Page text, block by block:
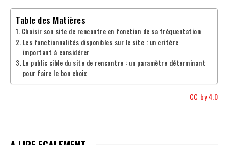
Table des Matières
Choisir son site de rencontre en fonction de sa fréquentation
Les fonctionnalités disponibles sur le site : un critère
important à considérer
Le public cible du site de rencontre : un paramètre déterminant
pour faire le bon choix
CC by 4.0